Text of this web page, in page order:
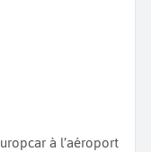
à l’aéroport